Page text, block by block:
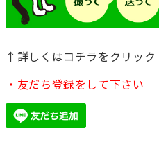
↑詳しくはコチラをクリック
・友だち登録をして下さい